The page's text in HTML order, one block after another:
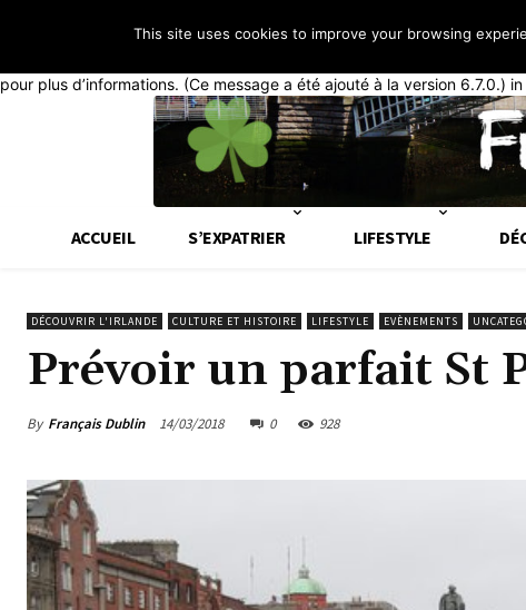
: La fonction _load_textdomain_just_in_time a été appelée de
pour plus d’informations. (Ce message a été ajouté à la version 6.7.0.) in
ACCUEIL S’EXPATRIER LIFESTYLE
DÉCOUVRIR L'IRLANDE CULTURE ET HISTOIRE LIFESTYLE EVÈNEMENTS
Prévoir un parfait St
By Français Dublin 14/03/2018 0 928
This site uses cookies to improve your browsing